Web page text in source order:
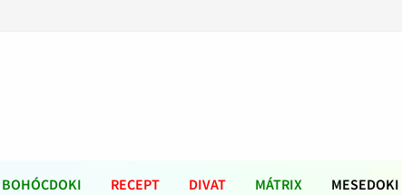
BOHÓCDOKI RECEPT DIVAT MÁTRIX MESEDOKI